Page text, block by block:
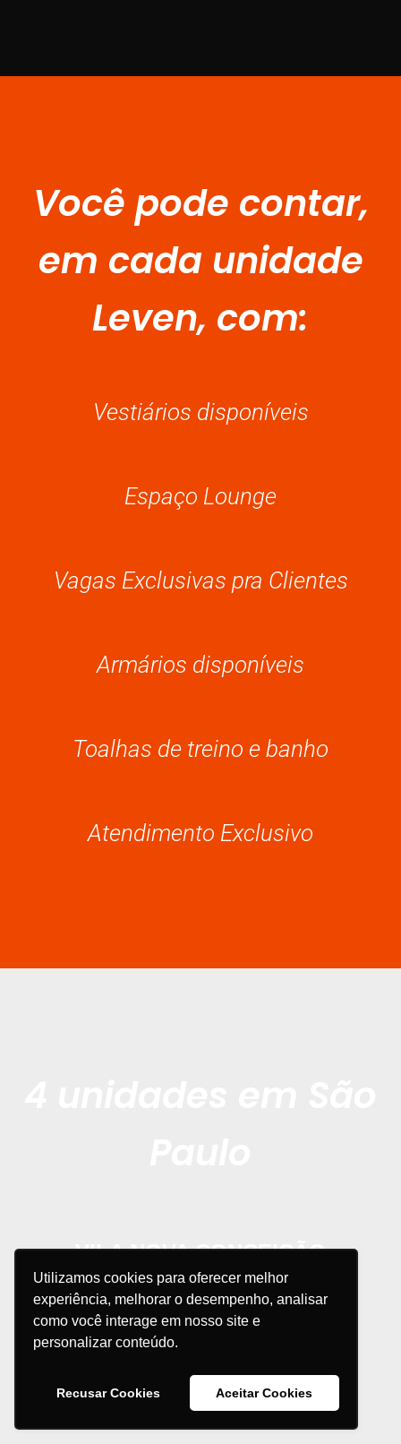
Utilizamos cookies para oferecer melhor
experiência, melhorar o desempenho, analisar
como você interage em nosso site e
personalizar conteúdo.
Recusar Cookies Aceitar Cookies
Você pode contar,
em cada unidade
Leven, com: ​
Vestiários disponíveis
Espaço Lounge
Vagas Exclusivas pra Clientes
Armários disponíveis
Toalhas de treino e banho
Atendimento Exclusivo
VILA NOVA CONCEIÇÃO
Av. Juriti, 144
(11) 5052-0218
(11) 96481-4844